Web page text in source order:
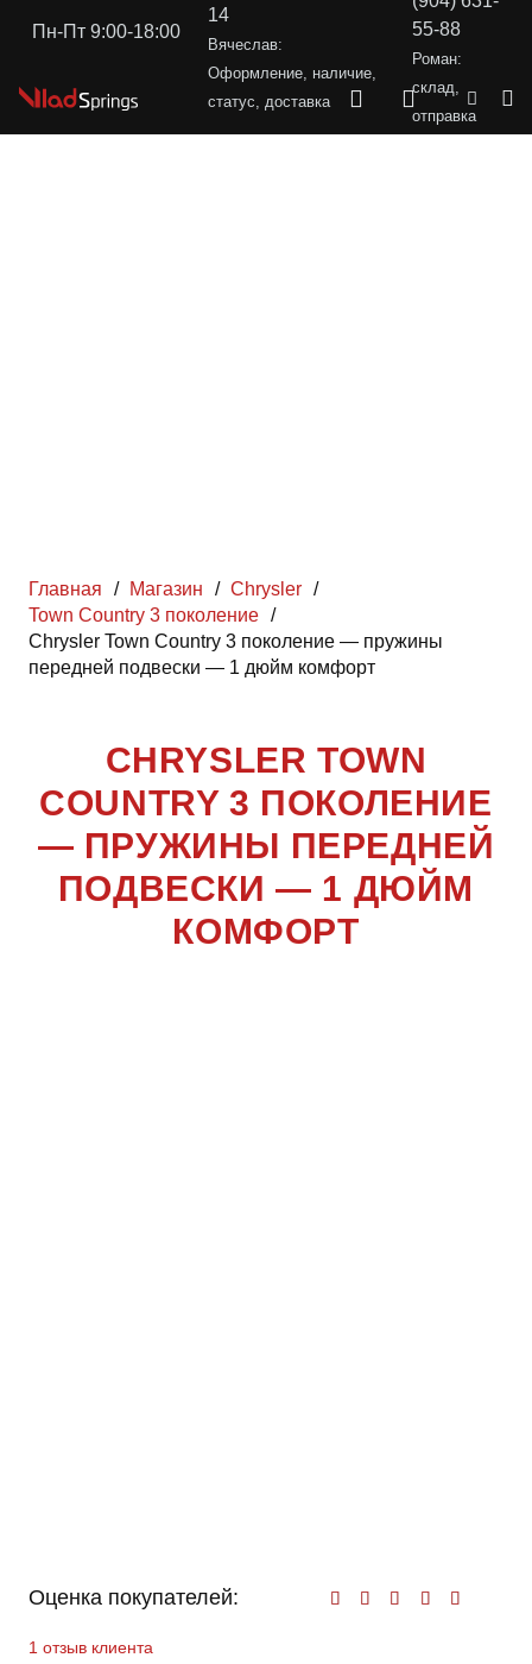
Пн-Пт 9:00-18:00
14
Вячеслав:
Оформление, наличие,
статус, доставка
55-88
Роман:
склад,
отправка
Главная / Магазин / Chrysler /
Town Country 3 поколение /
Chrysler Town Country 3 поколение — пружины
передней подвески — 1 дюйм комфорт
CHRYSLER TOWN
COUNTRY 3 ПОКОЛЕНИЕ
— ПРУЖИНЫ ПЕРЕДНЕЙ
ПОДВЕСКИ — 1 ДЮЙМ
КОМФОРТ
Оценка покупателей:
1 отзыв клиента